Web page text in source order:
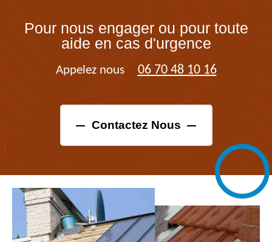
Pour nous engager ou pour toute
aide en cas d'urgence
Appelez nous 06 70 48 10 16
Contactez Nous